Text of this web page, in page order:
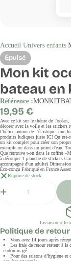
Accueil Univers enfants
Épuisé
Mon kit
bateau en
Référence :
Prix
régulier
19,95 €
Avec ce kit sur le thème de
décorer avec la voile et les stickers
l’hélice autour de l’élastique, une
produits ludiques juste ICI Qu’est-
un kit complet pour créer son
exemple ou dans un point d'eau.
Que retrouve t-on dans le coffret
à découper 1 planche de stickers
accompagné d'un adulte)
Éco-conçu Fabriqué en France
Rupture de stock
Livraison
Politique de retour
Vous avez 14 jours après
Les frais de retour restent à la
endommagé.
Pour des raisons d’hygiène et